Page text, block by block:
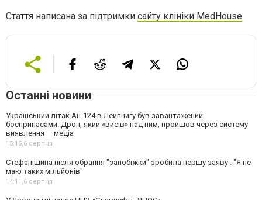
Стаття написана за підтримки сайту клініки MedHouse.
Останні новини
Український літак Ан-124 в Лейпцигу був завантажений
боєприпасами. Дрон, який «висів» над ним, пройшов через систему
виявлення — медіа
15:15,6 серпня
Стефанішина після обрання "запобіжки" зробила першу заяву . "Я не
маю таких мільйонів"
14:11,6 серпня